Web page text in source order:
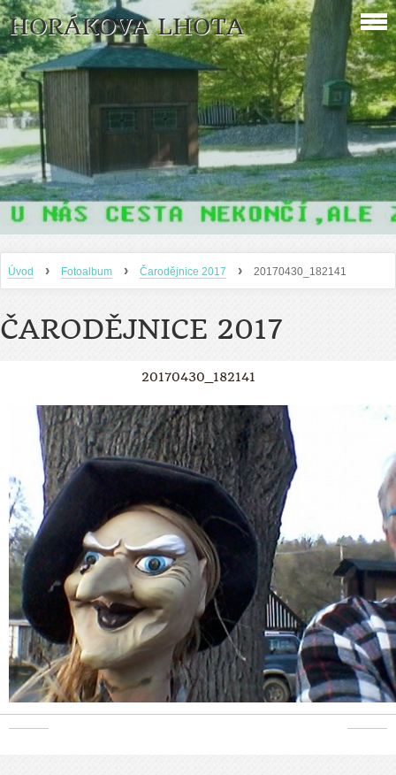
HORÁKOVA LHOTA
Úvod › Fotoalbum › Čarodějnice 2017 › 20170430_182141
ČARODĚJNICE 2017
20170430_182141